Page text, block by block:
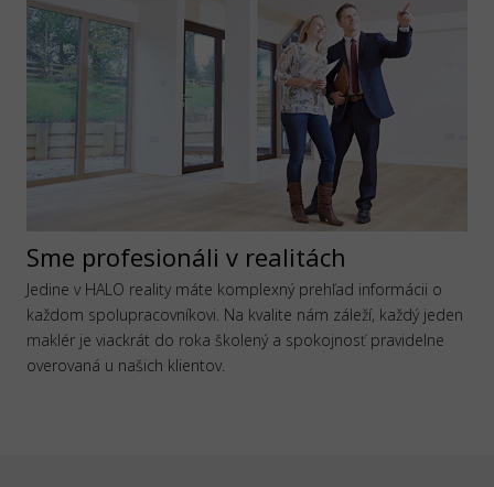
Sme profesionáli v realitách
Jedine v HALO reality máte komplexný prehľad informácii o
každom spolupracovníkovi. Na kvalite nám záleží, každý jeden
maklér je viackrát do roka školený a spokojnosť pravidelne
overovaná u našich klientov.